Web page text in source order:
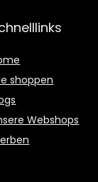
shoppen
Webshops